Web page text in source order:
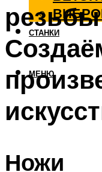
СТАНКИ
МЕНЮ
Ножи